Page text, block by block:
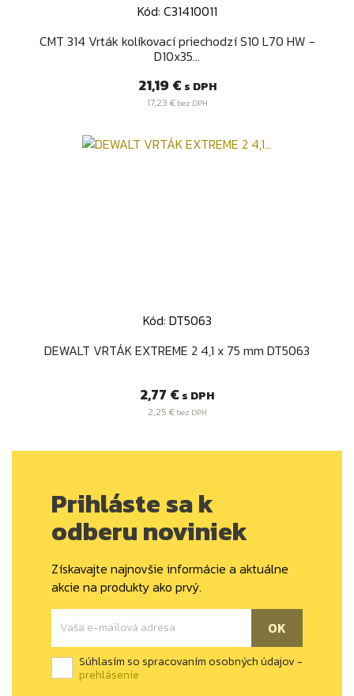
Kód: C31410011
CMT 314 Vrták kolíkovací priechodzí S10 L70 HW -
D10x35...
Cena
21,19 € s DPH
17,23 €bez DPH
Kód: DT5063
DEWALT VRTÁK EXTREME 2 4,1 x 75 mm DT5063
Cena
2,77 € s DPH
2,25 €bez DPH
Prihláste sa k
odberu noviniek
Získavajte najnovšie informácie a aktuálne
akcie na produkty ako prvý.
Súhlasím so spracovaním osobných údajov -
prehlásenie